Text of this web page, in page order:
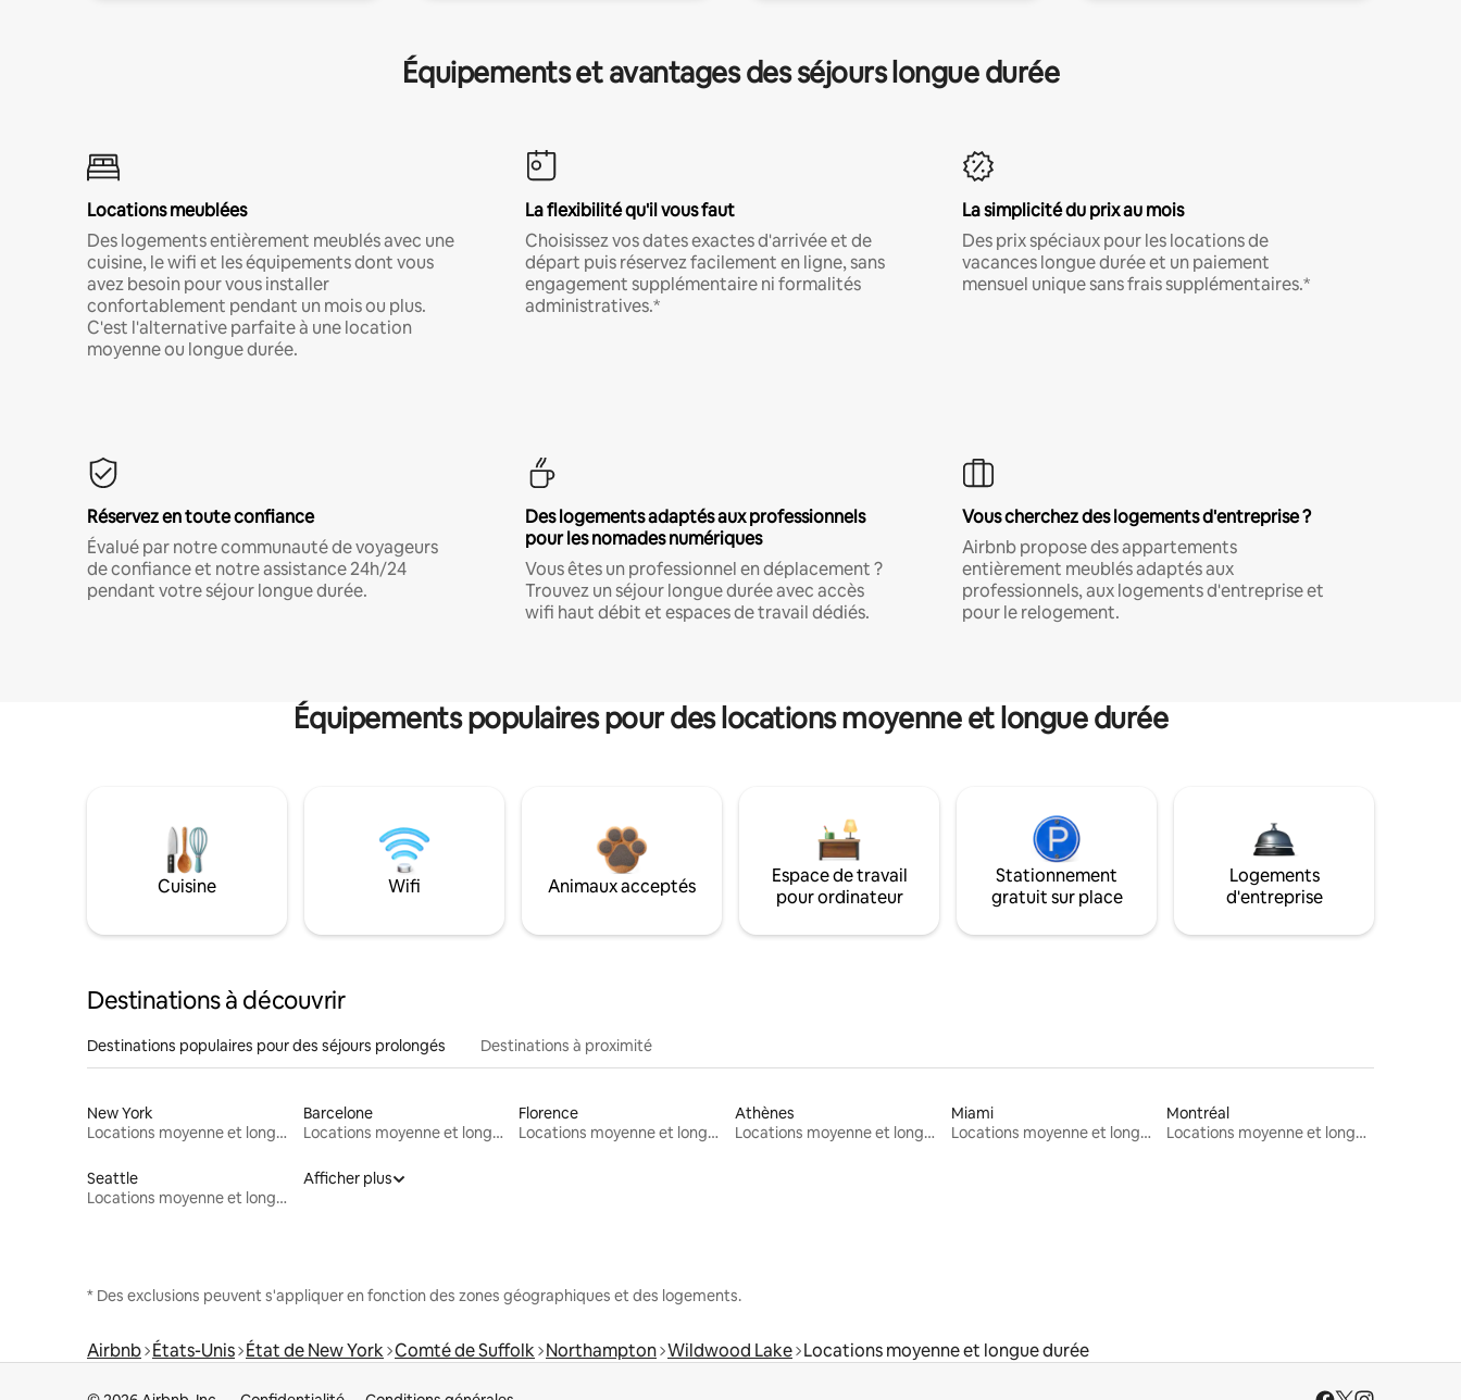
Équipements et avantages des séjours longue durée
Locations meublées
Des logements entièrement meublés avec une
cuisine, le wifi et les équipements dont vous
avez besoin pour vous installer
confortablement pendant un mois ou plus.
C'est l'alternative parfaite à une location
moyenne ou longue durée.
La flexibilité qu'il vous faut
Choisissez vos dates exactes d'arrivée et de
départ puis réservez facilement en ligne, sans
engagement supplémentaire ni formalités
administratives.*
La simplicité du prix au mois
Des prix spéciaux pour les locations de
vacances longue durée et un paiement
mensuel unique sans frais supplémentaires.*
Réservez en toute confiance
Évalué par notre communauté de voyageurs
de confiance et notre assistance 24h/24
pendant votre séjour longue durée.
Des logements adaptés aux professionnels
pour les nomades numériques
Vous êtes un professionnel en déplacement ?
Trouvez un séjour longue durée avec accès
wifi haut débit et espaces de travail dédiés.
Vous cherchez des logements d'entreprise ?
Airbnb propose des appartements
entièrement meublés adaptés aux
professionnels, aux logements d'entreprise et
pour le relogement.
Équipements populaires pour des locations moyenne et longue durée
Cuisine Wifi Animaux acceptés
Espace de travail
pour ordinateur
Stationnement
gratuit sur place
Logements
d'entreprise
Destinations à découvrir
Destinations populaires pour des séjours prolongés Destinations à proximité
New York
Locations moyenne et longue durée
Barcelone
Locations moyenne et longue durée
Florence
Locations moyenne et longue durée
Athènes
Locations moyenne et longue durée
Miami
Locations moyenne et longue durée
Montréal
Locations moyenne et longue durée
Seattle
Locations moyenne et longue durée
Afficher plus
* Des exclusions peuvent s'appliquer en fonction des zones géographiques et des logements.
Airbnb États-Unis État de New York Comté de Suffolk Northampton Wildwood Lake Locations moyenne et longue durée